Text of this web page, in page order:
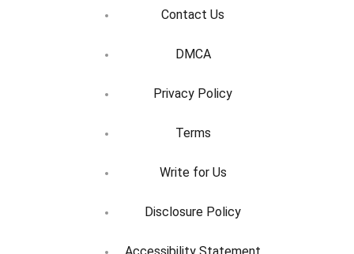
Contact Us
DMCA
Privacy Policy
Terms
Write for Us
Disclosure Policy